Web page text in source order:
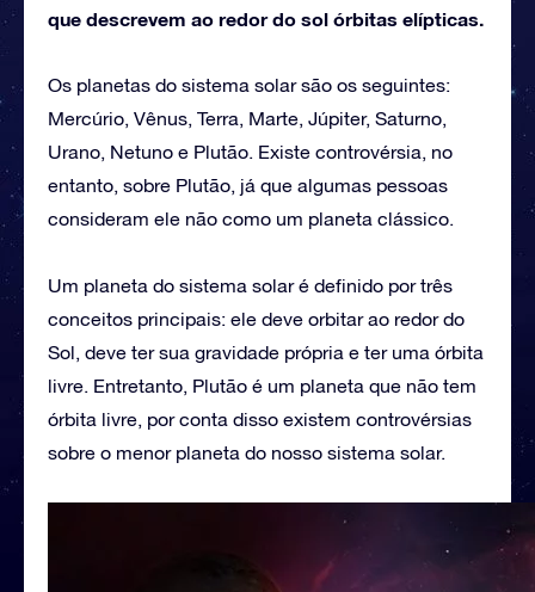
que descrevem ao redor do sol órbitas elípticas.
Os planetas do sistema solar são os seguintes:
Mercúrio, Vênus, Terra, Marte, Júpiter, Saturno,
Urano, Netuno e Plutão. Existe controvérsia, no
entanto, sobre Plutão, já que algumas pessoas
consideram ele não como um planeta clássico.
Um planeta do sistema solar é definido por três
conceitos principais: ele deve orbitar ao redor do
Sol, deve ter sua gravidade própria e ter uma órbita
livre. Entretanto, Plutão é um planeta que não tem
órbita livre, por conta disso existem controvérsias
sobre o menor planeta do nosso sistema solar.